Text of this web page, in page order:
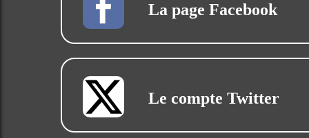
La page Facebook
Le compte Twitter